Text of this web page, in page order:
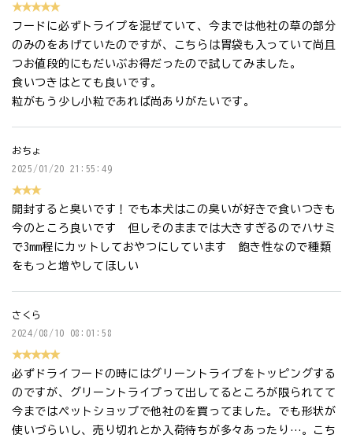
★★★★★
フードに必ずトライプを混ぜていて、今までは他社の草の部分
のみのをあげていたのですが、こちらは胃袋も入っていて尚且
つお値段的にもだいぶお得だったので試してみました。
食いつきはとても良いです。
粒がもう少し小粒であれば尚ありがたいです。
おちょ
2025/01/20 21:55:49
★★★
開封すると臭いです！でも本犬はこの臭いが好きで食いつきも
今のところ良いです 但しそのままでは大きすぎるのでハサミ
で3mm程にカットしておやつにしています 飽き性なので種類
をもっと増やしてほしい
さくら
2024/08/10 08:01:58
★★★★★
必ずドライフードの時にはグリーントライプをトッピングする
のですが、グリーントライプって出してるところが限られてて
今まではペットショップで他社のを買ってました。でも形状が
使いづらいし、売り切れとか入荷待ちが多々あったり…。こち